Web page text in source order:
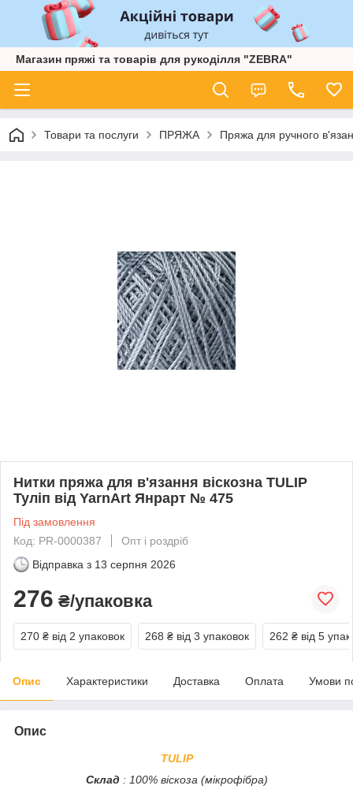
Магазин пряжі та товарів для рукоділля "ZEBRA"
Товари та послуги ПРЯЖА Пряжа для ручного
Нитки пряжа для в'язання віскозна TULIP
Туліп від YarnArt Янрарт № 475
Під замовлення
Код: PR-0000387
Опт і роздріб
Відправка з 13 серпня 2026
276 ₴/упаковка
270 ₴ від 2 упаковок 268 ₴ від 3 упаковок 262 ₴ від 5
Опис Характеристики Доставка Оплата Умови
Опис
TULIP
Склад : 100% віскоза (мікрофібра)